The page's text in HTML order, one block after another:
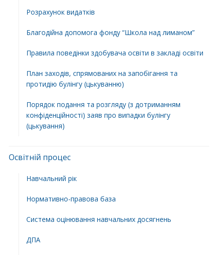
Розрахунок видатків
Благодійна допомога фонду “Школа над лиманом”
Правила поведінки здобувача освіти в закладі освіти
План заходів, спрямованих на запобігання та
протидію булінгу (цькуванню)
Порядок подання та розгляду (з дотриманням
конфіденційності) заяв про випадки булінгу
(цькування)
Освітній процес
Навчальний рік
Нормативно-правова база
Система оцінювання навчальних досягнень
ДПА